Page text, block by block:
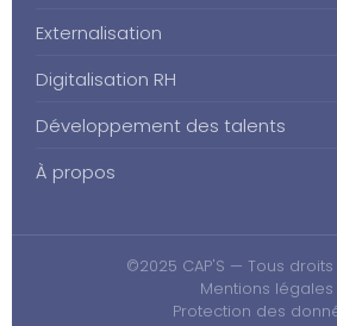
Externalisation
Digitalisation RH
Développement des talents
À propos
©2025 CAP'S — Tous
Mentions légales
Protection des